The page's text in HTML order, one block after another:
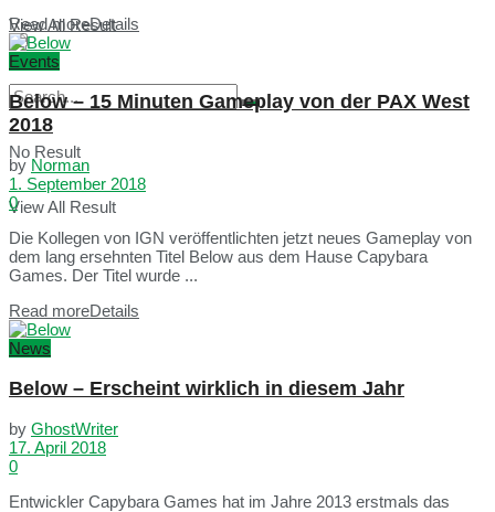
View All Result
No Result
View All Result
Read moreDetails
Events
Below – 15 Minuten Gameplay von der PAX West
2018
by Norman
1. September 2018
0
Die Kollegen von IGN veröffentlichten jetzt neues Gameplay von
dem lang ersehnten Titel Below aus dem Hause Capybara
Games. Der Titel wurde ...
Read moreDetails
News
Below – Erscheint wirklich in diesem Jahr
by GhostWriter
17. April 2018
0
Entwickler Capybara Games hat im Jahre 2013 erstmals das